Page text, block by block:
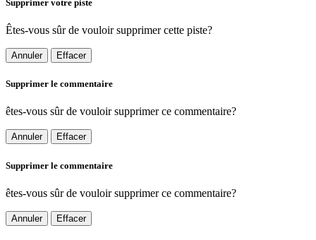
Supprimer votre piste
Êtes-vous sûr de vouloir supprimer cette piste?
Annuler Effacer
Supprimer le commentaire
êtes-vous sûr de vouloir supprimer ce commentaire?
Annuler Effacer
Supprimer le commentaire
êtes-vous sûr de vouloir supprimer ce commentaire?
Annuler Effacer